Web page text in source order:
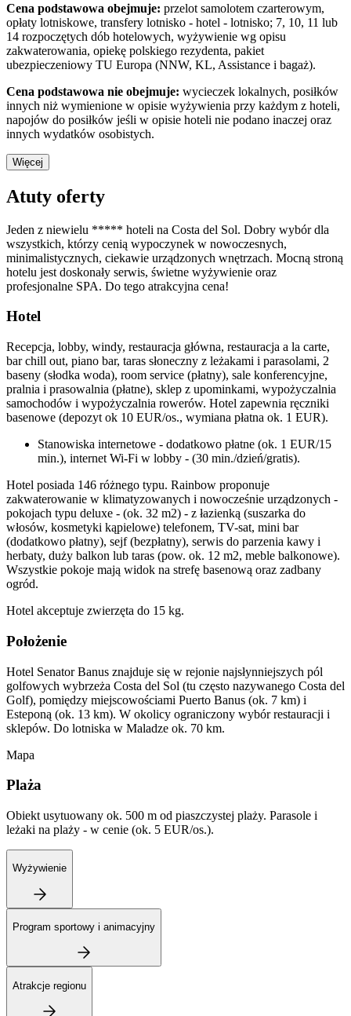
Cena podstawowa obejmuje: przelot samolotem czarterowym,
opłaty lotniskowe, transfery lotnisko - hotel - lotnisko; 7, 10, 11 lub
14 rozpoczętych dób hotelowych, wyżywienie wg opisu
zakwaterowania, opiekę polskiego rezydenta, pakiet
ubezpieczeniowy TU Europa (NNW, KL, Assistance i bagaż).
Cena podstawowa nie obejmuje: wycieczek lokalnych, posiłków
innych niż wymienione w opisie wyżywienia przy każdym z hoteli,
napojów do posiłków jeśli w opisie hoteli nie podano inaczej oraz
innych wydatków osobistych.
Więcej
Atuty oferty
Jeden z niewielu ***** hoteli na Costa del Sol. Dobry wybór dla
wszystkich, którzy cenią wypoczynek w nowoczesnych,
minimalistycznych, ciekawie urządzonych wnętrzach. Mocną stroną
hotelu jest doskonały serwis, świetne wyżywienie oraz
profesjonalne SPA. Do tego atrakcyjna cena!
Hotel
Recepcja, lobby, windy, restauracja główna, restauracja a la carte,
bar chill out, piano bar, taras słoneczny z leżakami i parasolami, 2
baseny (słodka woda), room service (płatny), sale konferencyjne,
pralnia i prasowalnia (płatne), sklep z upominkami, wypożyczalnia
samochodów i wypożyczalnia rowerów. Hotel zapewnia ręczniki
basenowe (depozyt ok 10 EUR/os., wymiana płatna ok. 1 EUR).
Stanowiska internetowe - dodatkowo płatne (ok. 1 EUR/15
min.), internet Wi-Fi w lobby - (30 min./dzień/gratis).
Hotel posiada 146 różnego typu. Rainbow proponuje
zakwaterowanie w klimatyzowanych i nowocześnie urządzonych -
pokojach typu deluxe - (ok. 32 m2) - z łazienką (suszarka do
włosów, kosmetyki kąpielowe) telefonem, TV-sat, mini bar
(dodatkowo płatny), sejf (bezpłatny), serwis do parzenia kawy i
herbaty, duży balkon lub taras (pow. ok. 12 m2, meble balkonowe).
Wszystkie pokoje mają widok na strefę basenową oraz zadbany
ogród.
Hotel akceptuje zwierzęta do 15 kg.
Położenie
Hotel Senator Banus znajduje się w rejonie najsłynniejszych pól
golfowych wybrzeża Costa del Sol (tu często nazywanego Costa del
Golf), pomiędzy miejscowościami Puerto Banus (ok. 7 km) i
Esteponą (ok. 13 km). W okolicy ograniczony wybór restauracji i
sklepów. Do lotniska w Maladze ok. 70 km.
Mapa
Plaża
Obiekt usytuowany ok. 500 m od piaszczystej plaży. Parasole i
leżaki na plaży - w cenie (ok. 5 EUR/os.).
Wyżywienie
Program sportowy i animacyjny
Atrakcje regionu